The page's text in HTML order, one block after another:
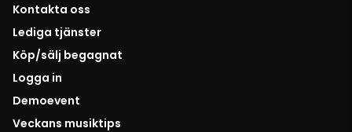
Kontakta oss
Lediga tjänster
Köp/sälj begagnat
Logga in
Demoevent
Veckans musiktips